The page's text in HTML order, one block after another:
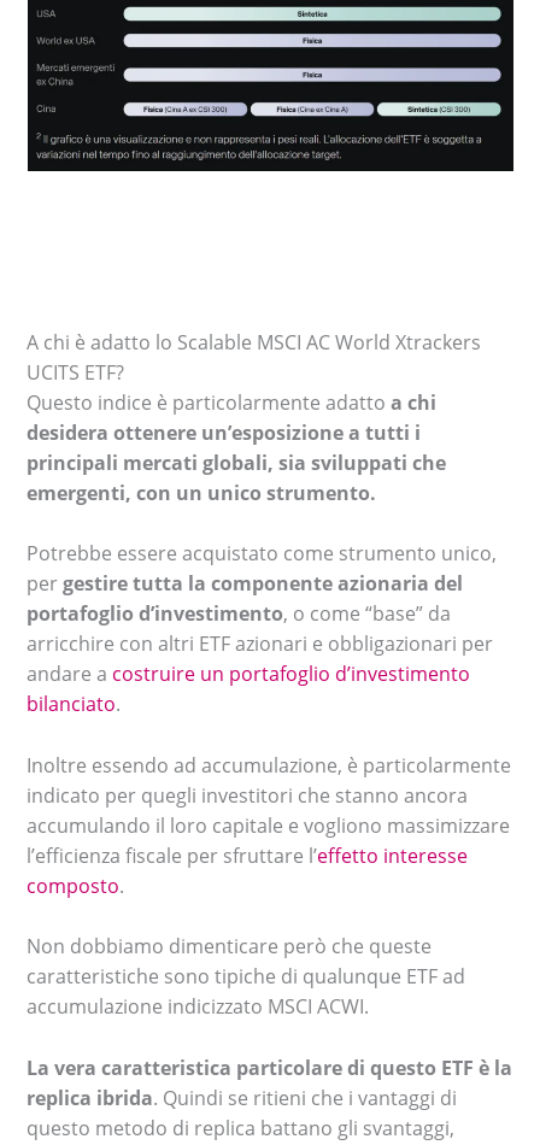
A chi è adatto lo Scalable MSCI AC World Xtrackers
UCITS ETF?
Questo indice è particolarmente adatto a chi
desidera ottenere un’esposizione a tutti i
principali mercati globali, sia sviluppati che
emergenti, con un unico strumento.
Potrebbe essere acquistato come strumento unico,
pergestire tutta la componente azionaria del
portafoglio d’investimento, o come “base” da
arricchire con altri ETF azionari e obbligazionari per
andare a costruire un portafoglio d’investimento
bilanciato.
Inoltre essendo ad accumulazione, è particolarmente
indicato per quegli investitori che stanno ancora
accumulando il loro capitale e vogliono massimizzare
l’efficienza fiscale per sfruttare l’effetto interesse
composto.
Non dobbiamo dimenticare però che queste
caratteristiche sono tipiche di qualunque ETF ad
accumulazione indicizzato MSCI ACWI.
La vera caratteristica particolare di questo ETF è la
replica ibrida. Quindi se ritieni che i vantaggi di
questo metodo di replica battano gli svantaggi,